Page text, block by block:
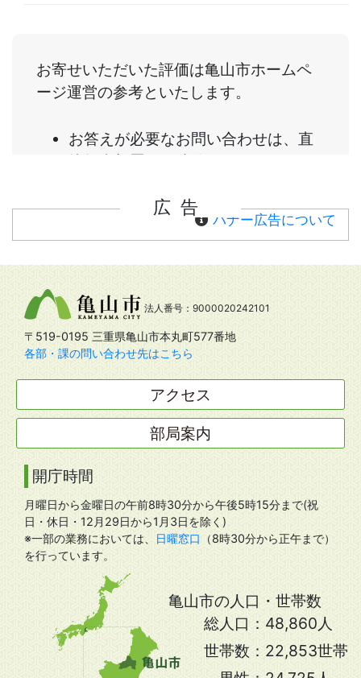
広告
バナー広告について
法人番号：9000020242101
〒519-0195 三重県亀山市本丸町577番地
各部・課の問い合わせ先はこちら
アクセス
部局案内
開庁時間
月曜日から金曜日の午前8時30分から午後5時15分まで(祝
日・休日・12月29日から1月3日を除く)
※一部の業務においては、
日曜窓口
（8時30分から正午まで）
を行っています。
亀山市の人口・世帯数
総人口： 48,860人
世帯数： 22,853世帯